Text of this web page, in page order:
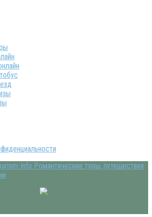
Info Романтические туры, путешествия